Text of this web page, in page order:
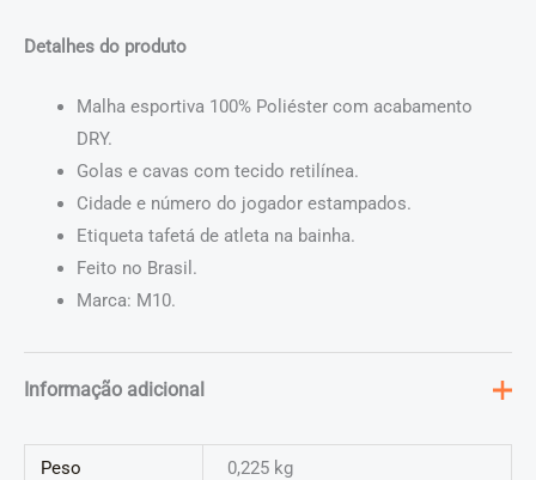
Detalhes do produto
Malha esportiva 100% Poliéster com acabamento
DRY.
Golas e cavas com tecido retilínea.
Cidade e número do jogador estampados.
Etiqueta tafetá de atleta na bainha.
Feito no Brasil.
Marca: M10.
Informação adicional
Peso 0,225 kg